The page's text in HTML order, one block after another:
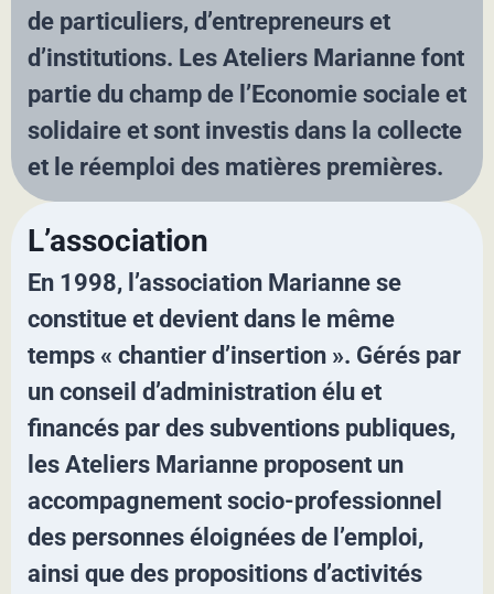
de particuliers, d’entrepreneurs et
d’institutions. ​Les Ateliers Marianne font
partie du champ de l’Economie sociale et
solidaire et sont investis dans la collecte
et le réemploi des matières premières.
L’association
En 1998, l’association Marianne se
constitue et devient dans le même
temps « chantier d’insertion ». Gérés par
un conseil d’administration élu et
financés par des subventions publiques,
les Ateliers Marianne proposent un
accompagnement socio-professionnel
des personnes éloignées de l’emploi,
ainsi que des propositions d’activités